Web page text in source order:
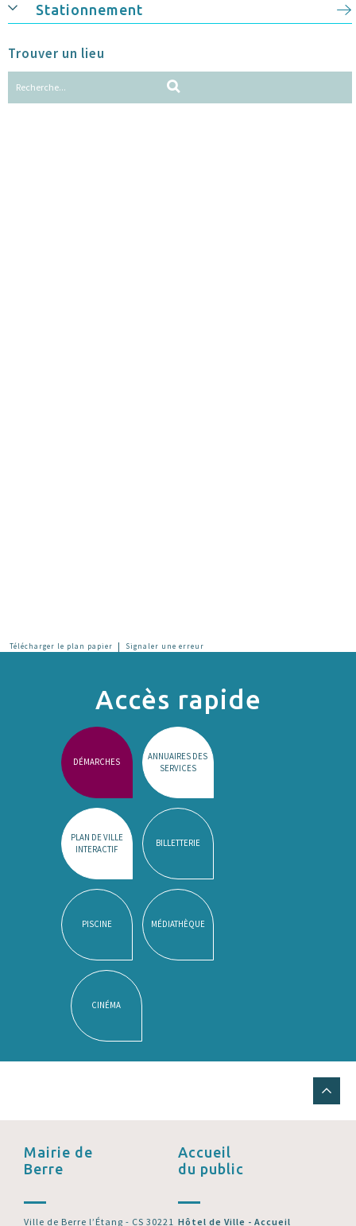
Stationnement
Trouver un lieu
Télécharger le plan papier | Signaler une erreur
Accès rapide
DÉMARCHES
ANNUAIRES DES
SERVICES
PLAN DE VILLE
INTERACTIF
BILLETTERIE
PISCINE MÉDIATHÈQUE
CINÉMA
Mairie de
Berre
Ville de Berre l’Étang - CS 30221
Accueil
du public
Hôtel de Ville - Accueil